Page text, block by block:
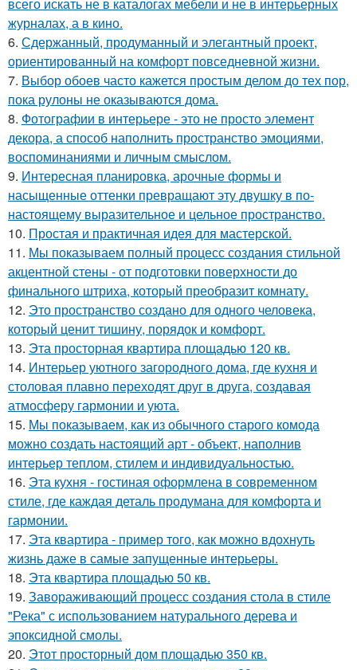
журналах, а в кино.
6. Сдержанный, продуманный и элегантный проект,
ориентированный на комфорт повседневной жизни.
7. Выбор обоев часто кажется простым делом до тех пор,
пока рулоны не оказываются дома.
8. Фотографии в интерьере - это не просто элемент
декора, а способ наполнить пространство эмоциями,
воспоминаниями и личным смыслом.
9. Интересная планировка, арочные формы и
насыщенные оттенки превращают эту двушку в по-
настоящему выразительное и цельное пространство.
10. Простая и практичная идея для мастерской.
11. Мы показываем полный процесс создания стильной
акцентной стены - от подготовки поверхности до
финального штриха, который преобразит комнату.
12. Это пространство создано для одного человека,
который ценит тишину, порядок и комфорт.
13. Эта просторная квартира площадью 120 кв.
14. Интерьер уютного загородного дома, где кухня и
столовая плавно переходят друг в друга, создавая
атмосферу гармонии и уюта.
15. Мы показываем, как из обычного старого комода
можно создать настоящий арт - объект, наполнив
интерьер теплом, стилем и индивидуальностью.
16. Эта кухня - гостиная оформлена в современном
стиле, где каждая деталь продумана для комфорта и
гармонии.
17. Эта квартира - пример того, как можно вдохнуть
жизнь даже в самые запущенные интерьеры.
18. Эта квартира площадью 50 кв.
19. Завораживающий процесс создания стола в стиле
"Река" с использованием натурального дерева и
эпоксидной смолы.
20. Этот просторный дом площадью 350 кв.